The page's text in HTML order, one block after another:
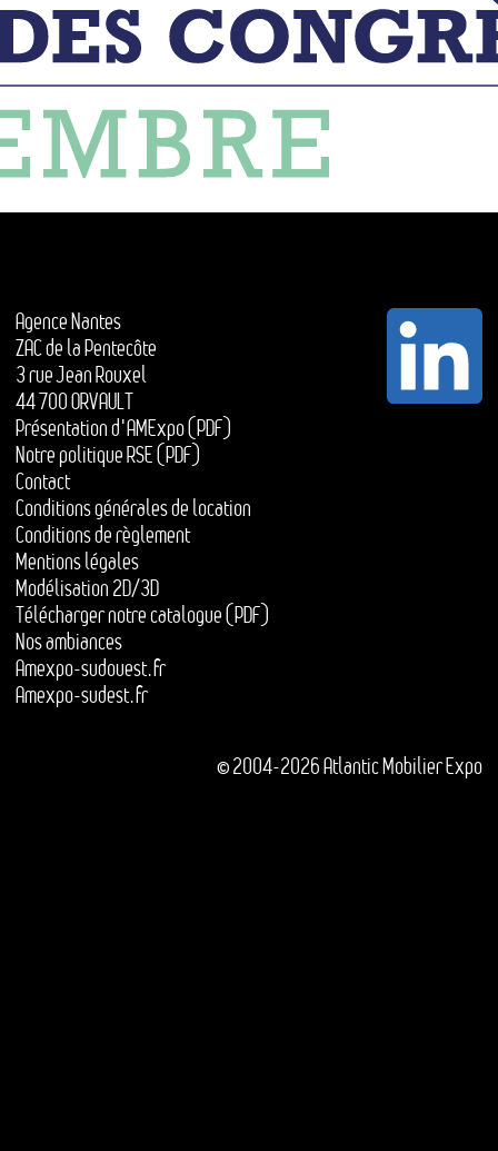
Agence Nantes
ZAC de la Pentecôte
3 rue Jean Rouxel
44 700 ORVAULT
Présentation d'AMExpo (PDF)
Notre politique RSE (PDF)
Contact
Conditions générales de location
Conditions de règlement
Mentions légales
Modélisation 2D/3D
Télécharger notre catalogue (PDF)
Nos ambiances
Amexpo-sudouest.fr
Amexpo-sudest.fr
© 2004-2026 Atlantic Mobilier Expo